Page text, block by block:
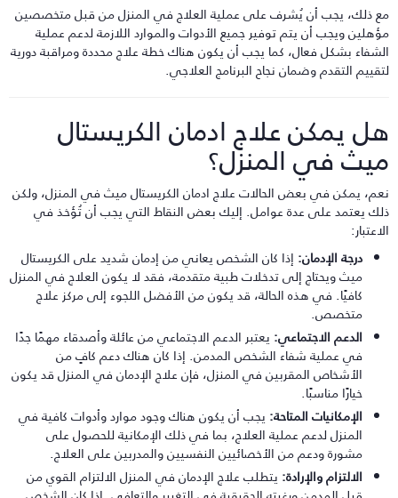
ذلك، يجب أن يُشرف على عملية العلاج في المنزل من قبل متخصصين
ويجب أن يتم توفير جميع الأدوات والموارد اللازمة لدعم عملية
بشكل فعال، كما يجب أن يكون هناك خطة علاج محددة ومراقبة دورية
التقدم وضمان نجاح البرنامج العلاجي.
يمكن علاج ادمان الكريستال
في المنزل؟
يمكن في بعض الحالات علاج ادمان الكريستال ميث في المنزل، ولكن
يعتمد على عدة عوامل. إليك بعض النقاط التي يجب أن تُؤخذ في
درجة الإدمان:إذا كان الشخص يعاني من إدمان شديد على الكريستال
ميث ويحتاج إلى تدخلات طبية متقدمة، فقد لا يكون العلاج في المنزل
كافيًا. في هذه الحالة، قد يكون من الأفضل اللجوء إلى مركز علاج
متخصص.
الدعم الاجتماعي:يعتبر الدعم الاجتماعي من عائلة وأصدقاء مهمًا جدًا
في عملية شفاء الشخص المدمن. إذا كان هناك دعم كافٍ من
الأشخاص المقربين في المنزل، فإن علاج الإدمان في المنزل قد يكون
خيارًا مناسبًا.
الإمكانيات المتاحة:يجب أن يكون هناك وجود موارد وأدوات كافية في
المنزل لدعم عملية العلاج، بما في ذلك الإمكانية للحصول على
مشورة ودعم من الأخصائيين النفسيين والمدربين على العلاج.
الالتزام والإرادة:يتطلب علاج الإدمان في المنزل الالتزام القوي من